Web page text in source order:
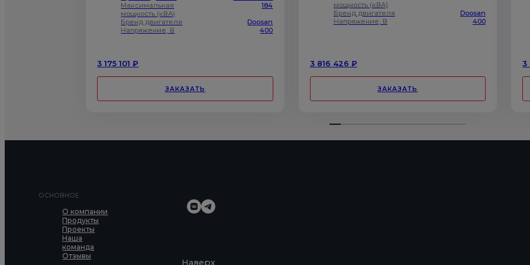
Максимальная
мощность (кВА)
184
Бренд двигателя
Doosan
Напряжение, В
400
3 175 101 ₽
ЗАКАЗАТЬ
мощность (кВА)
Бренд двигателя
Doosan
Напряжение, В
400
3 816 426 ₽
ЗАКАЗАТЬ
3
ОСНОВНОЕ
О компании
Продукты
Проекты
Наша
команда
Отзывы
Наверх